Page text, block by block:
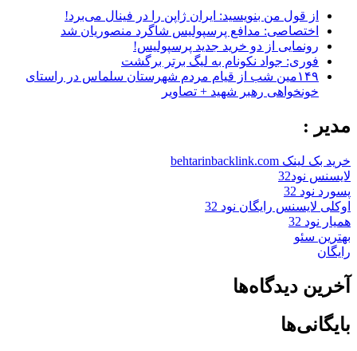
از قول من بنویسید: ایران ژاپن را در فینال می‌برد!
اختصاصی: مدافع پرسپولیس شاگرد منصوریان شد
رونمایی از دو خرید جدید پرسپولیس!
فوری: جواد نکونام به لیگ برتر برگشت
۱۴۹مین شب از قیام مردم شهرستان سلماس در راستای
خونخواهی رهبر شهید + تصاویر
مدیر :
خرید بک لینک behtarinbacklink.com
لایسنس نود32
پسورد نود 32
اوکلی لایسنس رایگان نود 32
همیار نود 32
بهترین سئو
رایگان
آخرین دیدگاه‌ها
بایگانی‌ها